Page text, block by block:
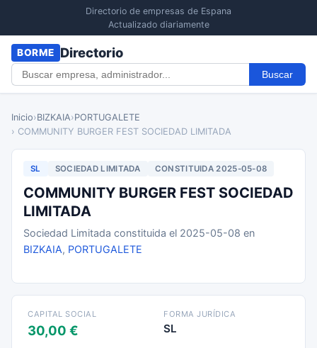
Directorio de empresas de Espana
Actualizado diariamente
BORME Directorio
Buscar
Inicio›BIZKAIA›PORTUGALETE
› COMMUNITY BURGER FEST SOCIEDAD LIMITADA
SL SOCIEDAD LIMITADA CONSTITUIDA 2025-05-08
COMMUNITY BURGER FEST SOCIEDAD
LIMITADA
Sociedad Limitada constituida el 2025-05-08 en
BIZKAIA, PORTUGALETE
CAPITAL SOCIAL
30,00 €
FORMA JURÍDICA
SL